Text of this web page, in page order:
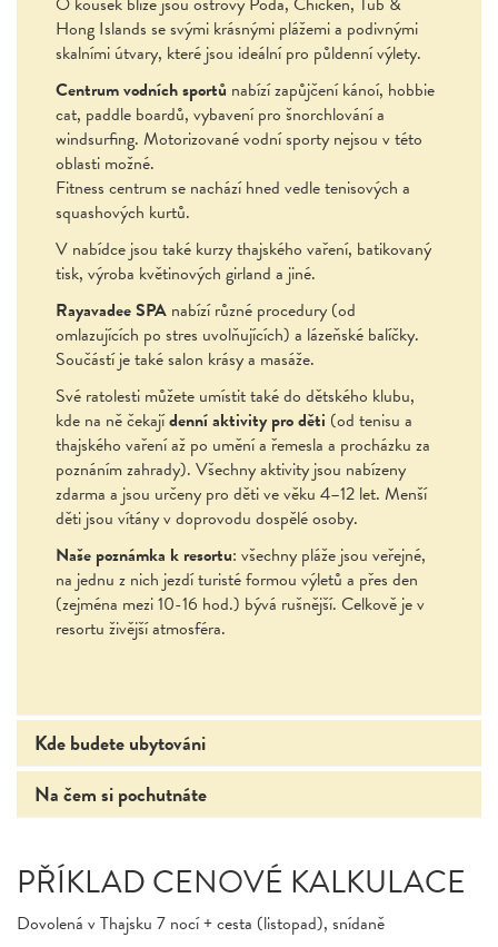
Hong Islands se svými krásnými plážemi a podivnými
skalními útvary, které jsou ideální pro půldenní výlety.
Centrum vodních sportů nabízí zapůjčení kánoí, hobbie
cat, paddle boardů, vybavení pro šnorchlování a
windsurfing. Motorizované vodní sporty nejsou v této
oblasti možné.
Fitness centrum se nachází hned vedle tenisových a
squashových kurtů.
V nabídce jsou také kurzy thajského vaření, batikovaný
tisk, výroba květinových girland a jiné.
Rayavadee SPA nabízí různé procedury (od
omlazujících po stres uvolňujících) a lázeňské balíčky.
Součástí je také salon krásy a masáže.
Své ratolesti můžete umístit také do dětského klubu,
kde na ně čekajídenní aktivity pro děti (od tenisu a
thajského vaření až po umění a řemesla a procházku za
poznáním zahrady). Všechny aktivity jsou nabízeny
zdarma a jsou určeny pro děti ve věku 4–12 let. Menší
děti jsou vítány v doprovodu dospělé osoby.
Naše poznámka k resortu: všechny pláže jsou veřejné,
na jednu z nich jezdí turisté formou výletů a přes den
(zejména mezi 10-16 hod.) bývá rušnější. Celkově je v
resortu živější atmosféra.
Kde budete ubytováni
Na čem si pochutnáte
PŘÍKLAD CENOVÉ KALKULACE
Dovolená v Thajsku 7 nocí + cesta (listopad), snídaně